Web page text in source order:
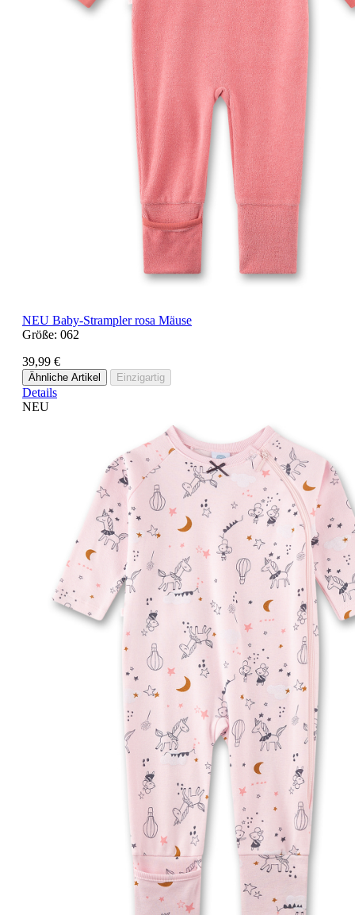
NEU Baby-Strampler rosa Mäuse
Größe: 062
39,99 €
Ähnliche Artikel Einzigartig
Details
NEU